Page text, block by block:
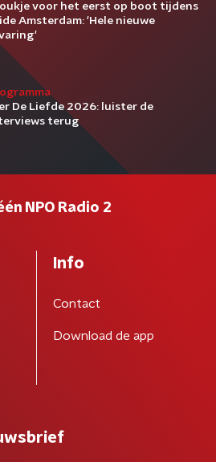
voor het eerst op boot tijdens
Amsterdam: 'Hele nieuwe
De Liefde 2026: luister de
terug
NPO Radio 2
Info
Contact
Download de app